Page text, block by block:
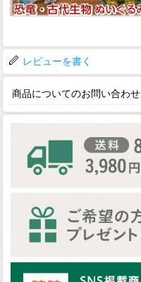
レビューを書く
商品についてのお問い合わせ